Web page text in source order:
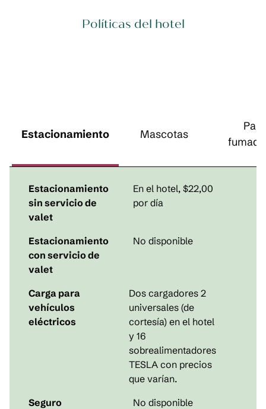
Políticas del hotel
Estacionamiento Mascotas
Para
Estacionamiento
sin servicio de
valet
En el hotel, $22,00
por día
Estacionamiento
con servicio de
valet
No disponible
Carga para
vehículos
eléctricos
Dos cargadores 2
universales (de
cortesía) en el hotel
y 16
sobrealimentadores
TESLA con precios
que varían.
Seguro
No disponible